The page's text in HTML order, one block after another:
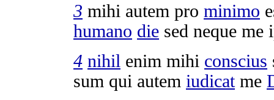
3 mihi autem pro minimo
humano die sed neque me
4 nihil enim mihi conscius
sum qui autem iudicatme